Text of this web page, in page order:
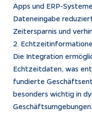
Apps und ERP-
Dateneingabe
Zeitersparnis und
2.
Die Integration
Echtzeitdaten, was
fundierte
besonders wichtig in
Geschäftsumgebungen.